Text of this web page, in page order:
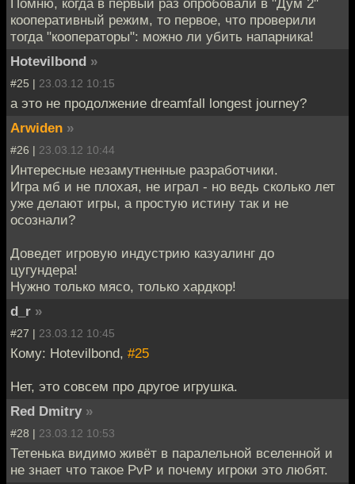
кооперативный режим, то первое, что проверили
тогда "кооператоры": можно ли убить напарника!
Hotevilbond »
#25 | 23.03.12 10:15
а это не продолжение dreamfall longest journey?
Arwiden »
#26 | 23.03.12 10:44
Интересные незамутненные разработчики.
Игра мб и не плохая, не играл - но ведь сколько лет
уже делают игры, а простую истину так и не
осознали?
Доведет игровую индустрию казуалинг до
цугундера!
Нужно только мясо, только хардкор!
d_r »
#27 | 23.03.12 10:45
Кому: Hotevilbond, #25
Нет, это совсем про другое игрушка.
Red Dmitry »
#28 | 23.03.12 10:53
Тетенька видимо живёт в паралельной вселенной и
не знает что такое PvP и почему игроки это любят.